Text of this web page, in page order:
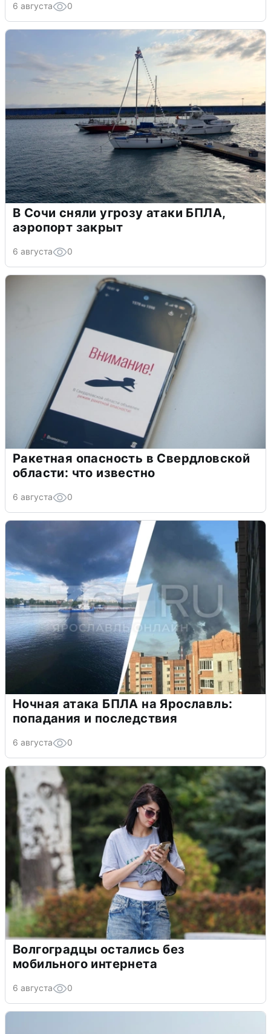
6 августа 0
В Сочи сняли угрозу атаки БПЛА,
аэропорт закрыт
6 августа 0
Ракетная опасность в Свердловской
области: что известно
6 августа 0
Ночная атака БПЛА на Ярославль:
попадания и последствия
6 августа 0
Волгоградцы остались без
мобильного интернета
6 августа 0